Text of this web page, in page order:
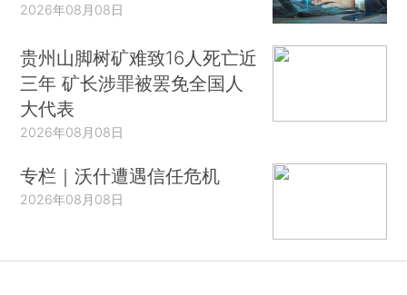
2026年08月08日
贵州山脚树矿难致16人死亡近
三年 矿长涉罪被罢免全国人
大代表
2026年08月08日
专栏｜沃什遭遇信任危机
2026年08月08日